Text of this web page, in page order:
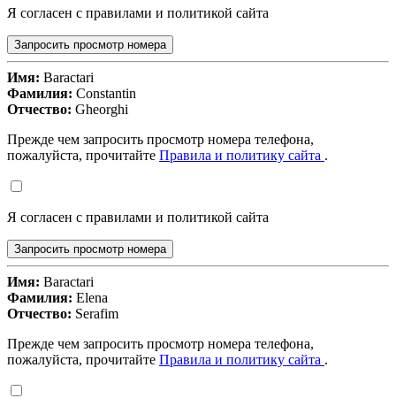
Я согласен с правилами и политикой сайта
Запросить просмотр номера
Имя: Baractari
Фамилия: Constantin
Отчество: Gheorghi
Прежде чем запросить просмотр номера телефона,
пожалуйста, прочитайте Правила и политику сайта .
Я согласен с правилами и политикой сайта
Запросить просмотр номера
Имя: Baractari
Фамилия: Elena
Отчество: Serafim
Прежде чем запросить просмотр номера телефона,
пожалуйста, прочитайте Правила и политику сайта .